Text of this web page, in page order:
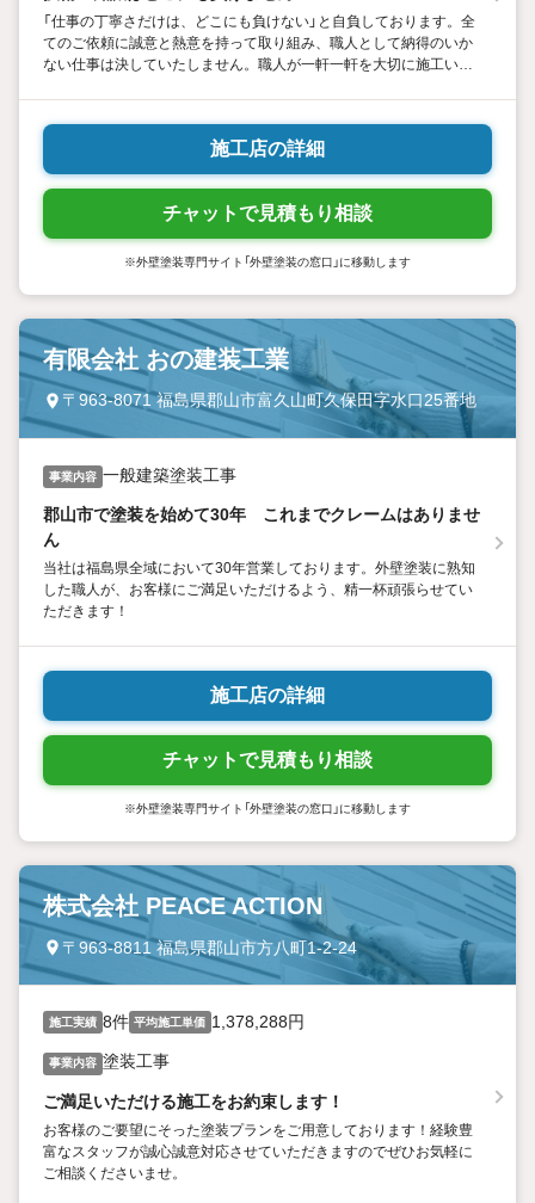
「仕事の丁寧さだけは、どこにも負けない」と自負しております。全
てのご依頼に誠意と熱意を持って取り組み、職人として納得のいか
ない仕事は決していたしません。職人が一軒一軒を大切に施工いた
す。難しい事例も、ぜひ一度ご相談ください。
施工店の詳細
チャットで見積もり相談
※外壁塗装専門サイト「外壁塗装の窓口」に移動します
有限会社 おの建装工業
〒963-8071 福島県郡山市富久山町久保田字水口25番地
事業内容 一般建築塗装工事
郡山市で塗装を始めて30年 これまでクレームはありませ
ん
当社は福島県全域において30年営業しております。外壁塗装に熟知
した職人が、お客様にご満足いただけるよう、精一杯頑張らせてい
ただきます！
施工店の詳細
チャットで見積もり相談
※外壁塗装専門サイト「外壁塗装の窓口」に移動します
株式会社 PEACE ACTION
〒963-8811 福島県郡山市方八町1-2-24
施工実績 8件 平均施工単価 1,378,288円
事業内容 塗装工事
ご満足いただける施工をお約束します！
お客様のご要望にそった塗装プランをご用意しております！経験豊
富なスタッフが誠心誠意対応させていただきますのでぜひお気軽に
ご相談くださいませ。